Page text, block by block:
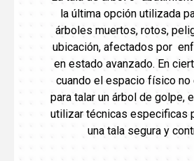
la última opción utilizada
árboles muertos, rotos,
ubicación, afectados por
en estado avanzado. En
cuando el espacio físico
para talar un árbol de golpe,
utilizar técnicas especificas
una tala segura y